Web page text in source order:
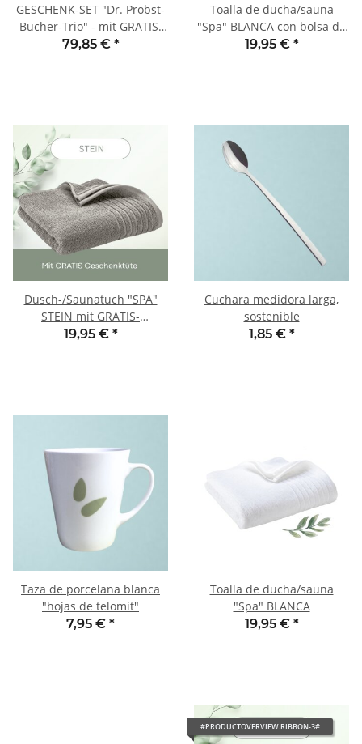
GESCHENK-SET "Dr. Probst-
Bücher-Trio" - mit GRATIS-
Geschenktüte
79,85 € *
Toalla de ducha/sauna
"Spa" BLANCA con bolsa de
regalo GRATIS
19,95 € *
Dusch-/Saunatuch "SPA"
STEIN mit GRATIS-
Geschenktüte
19,95 € *
Cuchara medidora larga,
sostenible
1,85 € *
Taza de porcelana blanca
"hojas de telomit"
7,95 € *
Toalla de ducha/sauna
"Spa" BLANCA
19,95 € *
#PRODUCTOVERVIEW.RIBBON-3#